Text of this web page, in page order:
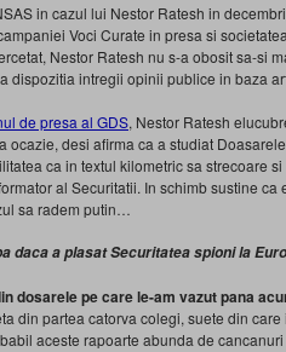
in cazul lui Nestor Ratesh in
Voci Curate in presa si
Nestor Ratesh nu s-a obosit sa-si
dispozitia intregii opinii publice in baza
de presa al GDS, Nestor Ratesh
ocazie, desi afirma ca a studiat
ca in textul kilometric sa strecoare
al Securitatii. In schimb sustine
sa radem putin…
daca a plasat Securitatea spioni la
dosarele pe care le-am vazut pana
din partea catorva colegi, suete din
aceste rapoarte abunda de